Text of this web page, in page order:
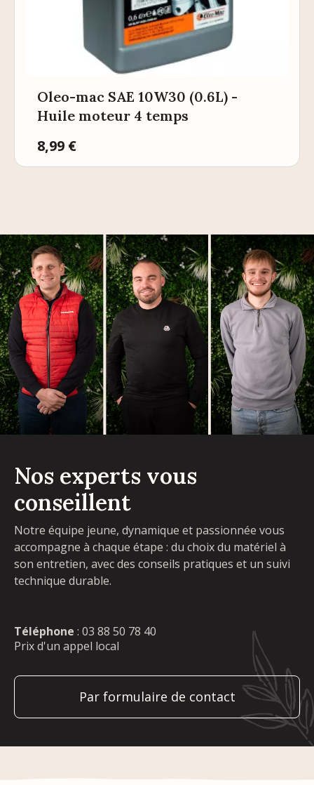
Oleo-mac SAE 10W30 (0.6L) -
Huile moteur 4 temps
Prix
8,99 €
Nos experts vous
conseillent
Notre équipe jeune, dynamique et passionnée vous
accompagne à chaque étape : du choix du matériel à
son entretien, avec des conseils pratiques et un suivi
technique durable.
Téléphone : 03 88 50 78 40
Prix d'un appel local
Par formulaire de contact